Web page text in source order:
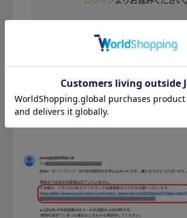
⑤メールが到着したら、メール本文に記載
す。